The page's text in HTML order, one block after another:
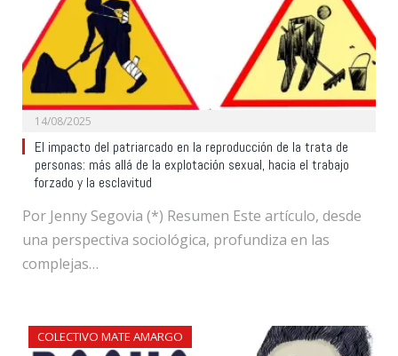
14/08/2025
El impacto del patriarcado en la reproducción de la trata de
personas: más allá de la explotación sexual, hacia el trabajo
forzado y la esclavitud
Por Jenny Segovia (*) Resumen Este artículo, desde
una perspectiva sociológica, profundiza en las
complejas…
COLECTIVO MATE AMARGO